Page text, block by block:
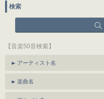
検索
【音楽50音検索】
アーティスト名
楽曲名